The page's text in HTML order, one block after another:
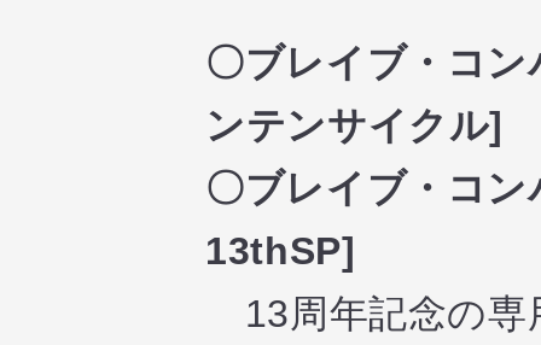
〇ブレイブ・コ
ンテンサイクル]
〇ブレイブ・コ
13thSP]
13周年記念の専